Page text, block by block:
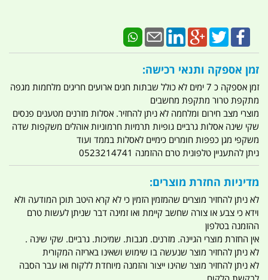
זמן אספקה ותנאי רכישה:
זמן אספקה כ 7 ימים לא כולל שבתות חגים ארועים חריגים מלחמות מגפה
מתקפת טרור מתקפת מחשבים
מוצרי מצב חירום ומלחמה לא ניתן להחזיר. אסלות מזרנים מטענים פנסים
שקי שינה אסלות גרביים גופיות תרמיות חרמוניות אוהלים משקפות שדה
משקפי מגן כפפות חומרים כימיים לאסלות בממד ועוד
ניתן להתעניין טלפונית טרם ההזמנה 0523214741
מדיניות החזרת מוצרים:
לא ניתן להחזיר מוצרים שהמזמין הזמין כי לא קרא היטב תוכן המודעה ולא
וידא כי צבע או צורה שחשב קיימת ואו זמינה דבר שניתן לעשות טרם
ההזמנה בטלפון
אין החזרת מוצרי הגיינה. מזרנים. מגבות. שמיכות. גרביים. שקי שינה .
לא ניתן להחזיר מוצר שנעשה בו שימוש ושאינו באריזה המקורית
לא ניתן להחזיר מוצר שהינו ייצור והזמנה מיוחדת ללקוח ואו עבר הסבה